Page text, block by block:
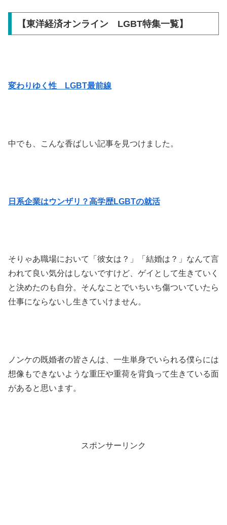
【東洋経済オンライン LGBT特集一覧】
変わりゆく性 LGBT最前線
中でも、こんな香ばしい記事を見つけました。
日系企業はウンザリ？高学歴LGBTの就活
そりゃあ職場において「彼女は？」「結婚は？」なんて言
われて良い気分はしないですけど、ゲイとして生きていく
と決めたのも自分。そんなことでいちいち傷ついていたら
仕事にならないし生きていけません。
ノンケの既婚者の皆さんは、一生単身でいられる僕らには
想像もできないような重圧や重荷を背負って生きている面
があると思います。
スポンサーリンク